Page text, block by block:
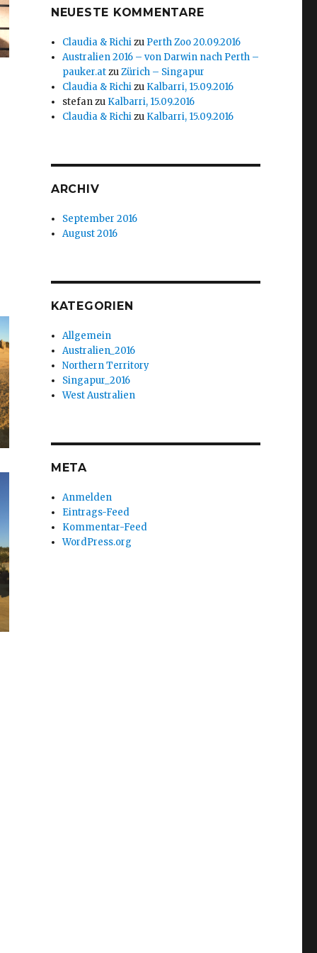
NEUESTE KOMMENTARE
Claudia & Richizu Perth Zoo 20.09.2016
Australien 2016 – von Darwin nach Perth –
pauker.atzuZürich – Singapur
Claudia & Richizu Kalbarri, 15.09.2016
stefanzu Kalbarri, 15.09.2016
Claudia & Richizu Kalbarri, 15.09.2016
ARCHIV
September 2016
August 2016
KATEGORIEN
Allgemein
Australien_2016
Northern Territory
Singapur_2016
West Australien
META
Anmelden
Eintrags-Feed
Kommentar-Feed
WordPress.org